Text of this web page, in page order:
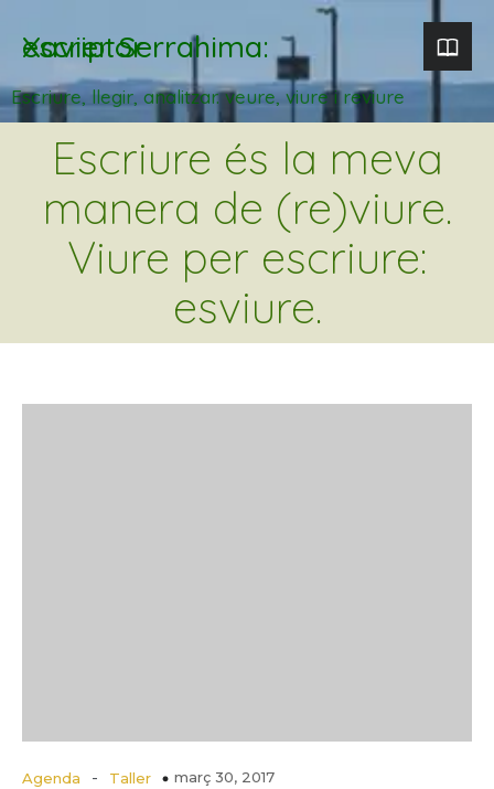
Xavier Serrahima: escriptor
Escriure, llegir, analitzar. veure, viure i reviure
Escriure és la meva
manera de (re)viure.
Viure per escriure:
esviure.
Agenda - Taller març 30, 2017